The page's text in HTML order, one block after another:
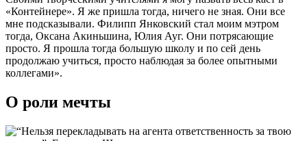
«Контейнере». Я же пришла тогда, ничего не зная. Они все
мне подсказывали. Филипп Янковский стал моим мэтром
тогда, Оксана Акиньшина, Юлия Ауг. Они потрясающие
просто. Я прошла тогда большую школу и по сей день
продолжаю учиться, просто наблюдая за более опытными
коллегами».
О роли мечты